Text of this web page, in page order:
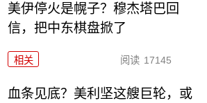
美伊停火是幌子？穆杰塔巴回
信，把中东棋盘掀了
相关 阅读 17145
血条见底？美利坚这艘巨轮，或